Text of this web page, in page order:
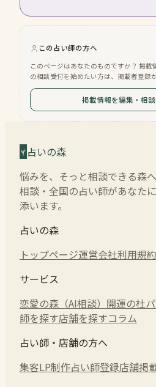
この占い師の方へ
このページはあなたのものですか？ 掲載
の相談受付を始めたい方は、掲載者登録
掲載情報を編集・相
占いの森
悩みを、そっと相談できる森
相談・全国の占い師があなた
添います。
占いの森
トップページ運営会社利用規約
サービス
恋愛の森（AI相談） 開運の杜
師を探す店舗を探すコラム
占い師・店舗の方へ
集客LP制作占い師登録店舗掲